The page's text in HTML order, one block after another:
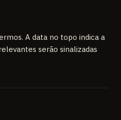
A data no topo indica a
serão sinalizadas